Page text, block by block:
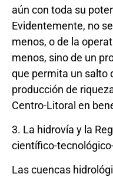
aún con toda su
Evidentemente, no
menos, o de la
menos, sino de un
que permita un salto
producción de
Centro-Litoral en
3. La hidrovía y la
científico-
Las cuencas